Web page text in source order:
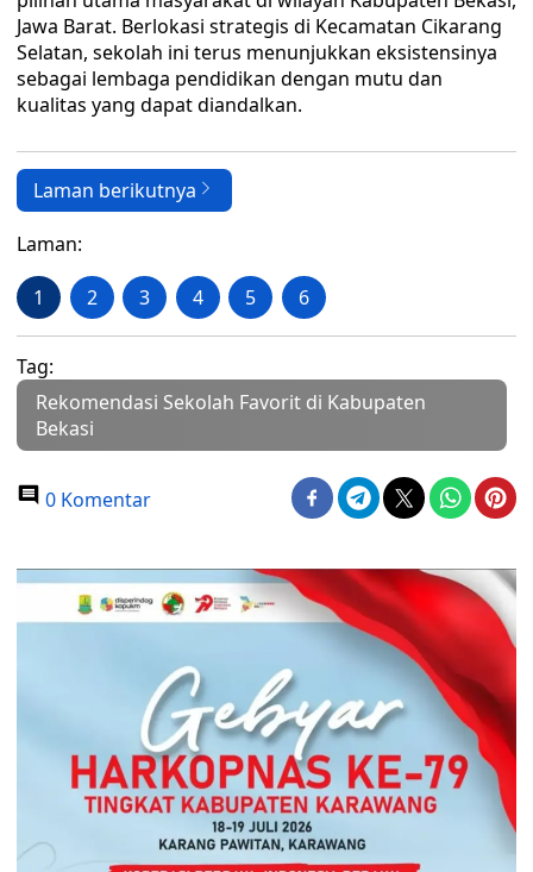
Jawa Barat. Berlokasi strategis di Kecamatan Cikarang
Selatan, sekolah ini terus menunjukkan eksistensinya
sebagai lembaga pendidikan dengan mutu dan
kualitas yang dapat diandalkan.
Laman berikutnya
Laman:
1 2 3 4 5 6
Tag:
Rekomendasi Sekolah Favorit di Kabupaten
Bekasi
0 Komentar